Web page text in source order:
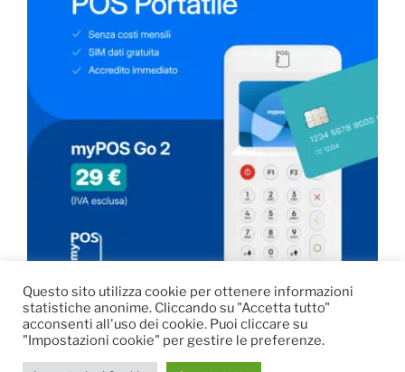
Questo sito utilizza cookie per ottenere informazioni
statistiche anonime. Cliccando su "Accetta tutto"
acconsenti all'uso dei cookie. Puoi cliccare su
"Impostazioni cookie" per gestire le preferenze.